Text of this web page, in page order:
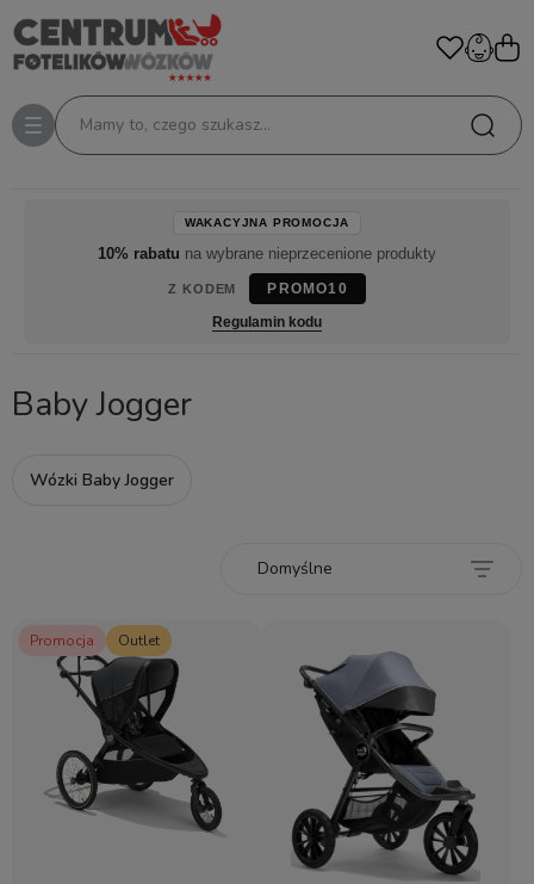
Mamy to, czego szukasz...
WAKACYJNA PROMOCJA
10% rabatu na wybrane nieprzecenione produkty
Z KODEM
PROMO10
Regulamin kodu
Baby Jogger
Wózki Baby Jogger
Promocja Outlet